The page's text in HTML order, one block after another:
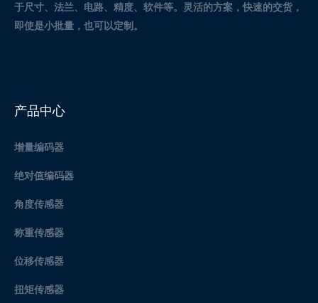
于尺寸、法兰、电路、精度、软件等。灵活的方案，快速的交货，
即使是小批量，也可以定制。
产品中心
增量编码器
绝对值编码器
角度传感器
称重传感器
位移传感器
扭矩传感器